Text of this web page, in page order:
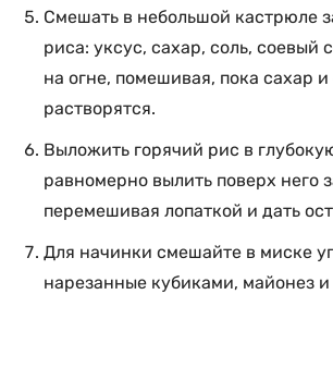
Смешать в небольшой кастрюле
риса: уксус, сахар, соль, соевый
на огне, помешивая, пока сахар и
растворятся.
Выложить горячий рис в
равномерно вылить поверх него
перемешивая лопаткой и дать
Для начинки смешайте в миске
нарезанные кубиками, майонез и